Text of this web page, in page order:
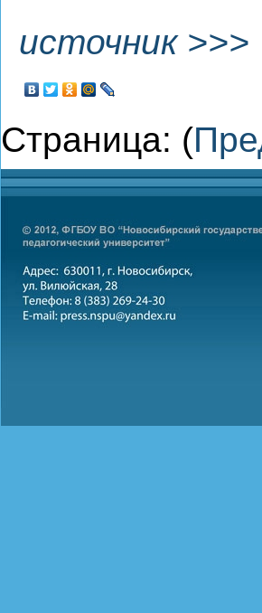
источник >>>
Страница: (